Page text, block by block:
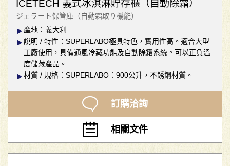
ICETECH 義式冰淇淋貯存櫃（自動除霜）
ジェラート保管庫（自動霜取り機能）
產地：義大利
說明 / 特性：SUPERLABO極具特色，實用性高。適合大型
工廠使用，具備通風冷藏功能及自動除霜系統。可以正負溫
度儲藏產品。
材質 / 規格：SUPERLABO：900公升，不銹鋼材質。
訂購洽詢
相關文件